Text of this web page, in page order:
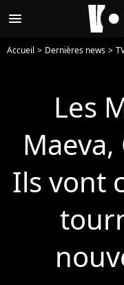
menu
Accueil Dernières news
Les
Maeva,
Ils vont